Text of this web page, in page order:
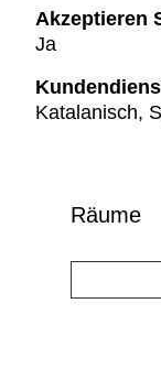
Akzeptieren
Ja
Katalanisch,
Räume